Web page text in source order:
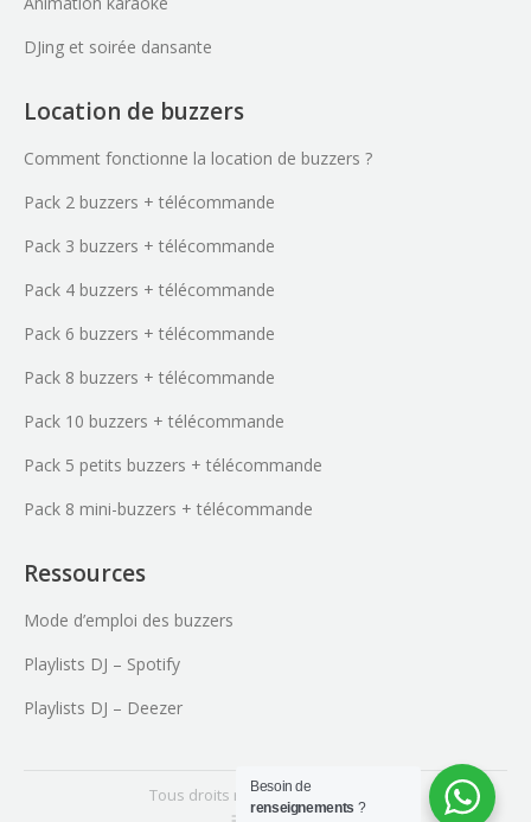
DJing et soirée dansante
Location de buzzers
Comment fonctionne la location de buzzers ?
Pack 2 buzzers + télécommande
Pack 3 buzzers + télécommande
Pack 4 buzzers + télécommande
Pack 6 buzzers + télécommande
Pack 8 buzzers + télécommande
Pack 10 buzzers + télécommande
Pack 5 petits buzzers + télécommande
Pack 8 mini-buzzers + télécommande
Ressources
Mode d’emploi des buzzers
Playlists DJ – Spotify
Playlists DJ – Deezer
Tous droits réservés - 2015-2026
Besoin de
renseignements ?